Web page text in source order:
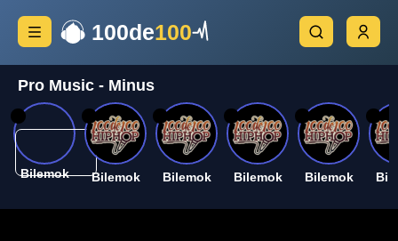
100de100
Pro Music - Minus
Bilemok Bilemok Bilemok Bilemok Bilemok